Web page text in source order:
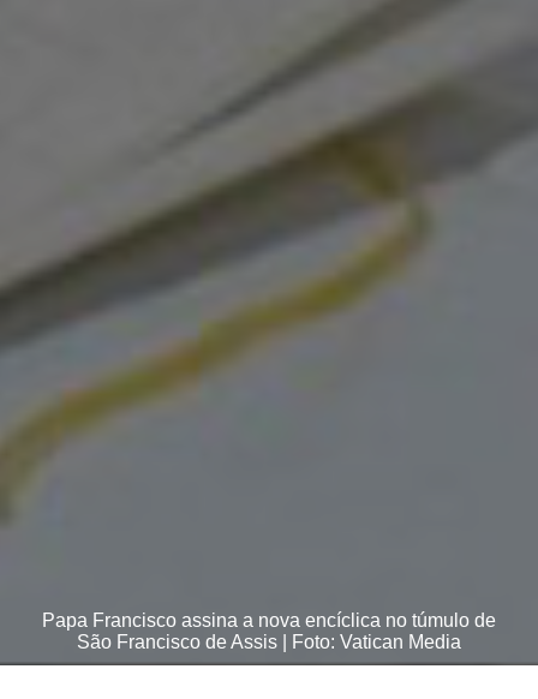
Papa Francisco assina a nova encíclica no túmulo de
São Francisco de Assis | Foto: Vatican Media